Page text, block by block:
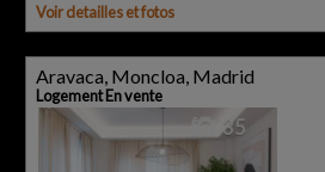
Voir detailles et fotos
Aravaca, Moncloa, Madrid
Logement En vente
35